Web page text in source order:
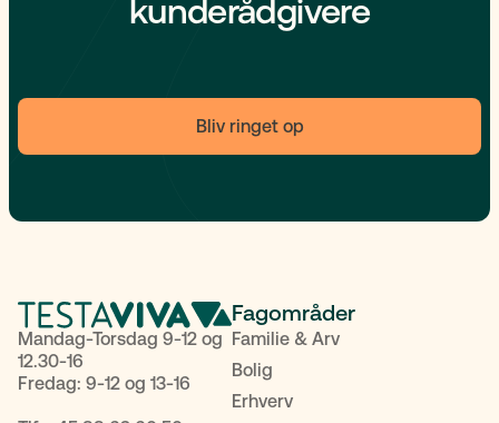
kunderådgivere
Bliv ringet op
Mandag-Torsdag 9-12 og
12.30-16
Fredag: 9-12 og 13-16
Fagområder
Familie & Arv
Bolig
Erhverv